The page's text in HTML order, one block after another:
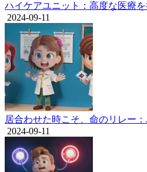
ハイケアユニット：高度な医療
2024-09-11
居合わせた時こそ、命のリレー
2024-09-11